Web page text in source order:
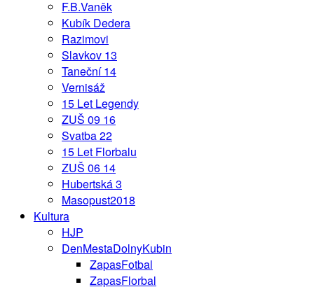
F.B.Vaněk
Kubík Dedera
Razimovi
Slavkov 13
Taneční 14
Vernisáž
15 Let Legendy
ZUŠ 09 16
Svatba 22
15 Let Florbalu
ZUŠ 06 14
Hubertská 3
Masopust2018
Kultura
HJP
DenMestaDolnyKubin
ZapasFotbal
ZapasFlorbal